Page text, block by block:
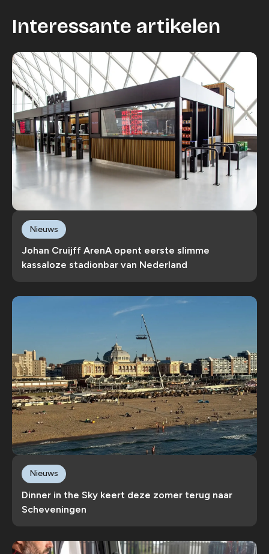
Interessante artikelen
Johan Cruijff ArenA opent eerste slimme
kassaloze stadionbar van Nederland
Nieuws
Dinner in the Sky keert deze zomer terug naar
Scheveningen
Nieuws